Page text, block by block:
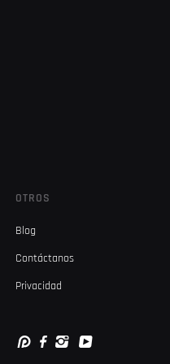
OTROS
Blog
Contáctanos
Privacidad